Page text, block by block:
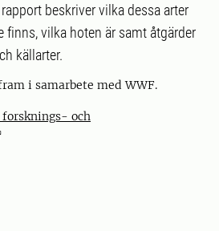
beskriver vilka dessa arter
finns, vilka hoten är samt åtgärder
källarter.
i samarbete med WWF.
och